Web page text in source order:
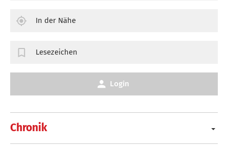
Chronik
In der Nähe
Lesezeichen
Login